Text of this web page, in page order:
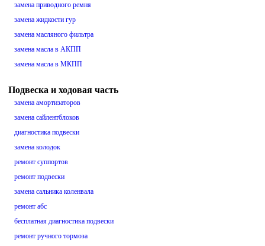
замена приводного ремня
замена жидкости гур
замена масляного фильтра
замена масла в АКПП
замена масла в МКПП
Подвеска и ходовая часть
замена амортизаторов
замена сайлентблоков
диагностика подвески
замена колодок
ремонт суппортов
ремонт подвески
замена сальника коленвала
ремонт абс
бесплатная диагностика подвески
ремонт ручного тормоза